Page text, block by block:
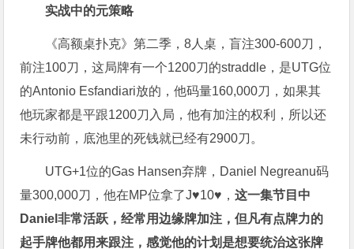
实战中的元策略
《高额桌扑克》第二季，8人桌，盲注300-600刀，
前注100刀，这局牌有一个1200刀的straddle，是UTG位
的Antonio Esfandiari放的，他码量160,000刀，如果其
他玩家都是平跟1200刀入局，他有加注的权利，所以还
未行动前，底池里的死钱就已经有2900刀。
UTG+1位的Gas Hansen弃牌，Daniel Negreanu码
量300,000刀，他在MP位拿了J♥10♥，这一集节目中
Daniel非常活跃，经常用边缘牌加注，但凡有点牌力的
起手牌他都用来跟注，感觉他的计划是想要统治这张牌